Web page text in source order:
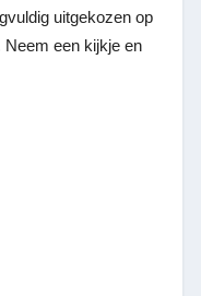
uitgekozen op
Neem een kijkje en